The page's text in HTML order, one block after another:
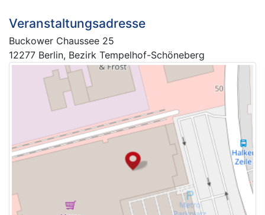
Veranstaltungsadresse
Buckower Chaussee 25
12277 Berlin, Bezirk Tempelhof-Schöneberg